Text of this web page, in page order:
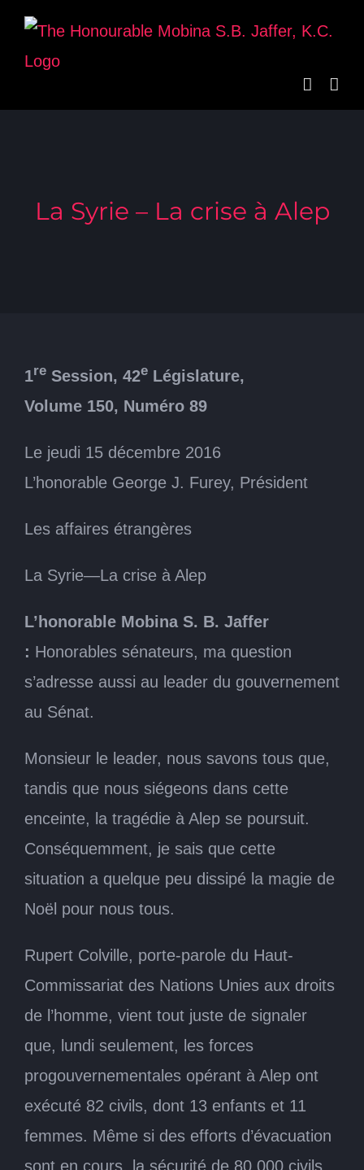
Skip
content
La Syrie – La crise à Alep
1re Session, 42e Législature,
Volume 150, Numéro 89
Le jeudi 15 décembre 2016
L’honorable George J. Furey, Président
Les affaires étrangères
La Syrie—La crise à Alep
L’honorable Mobina S. B. Jaffer
: Honorables sénateurs, ma question
s’adresse aussi au leader du gouvernement
au Sénat.
Monsieur le leader, nous savons tous que,
tandis que nous siégeons dans cette
enceinte, la tragédie à Alep se poursuit.
Conséquemment, je sais que cette
situation a quelque peu dissipé la magie de
Noël pour nous tous.
Rupert Colville, porte-parole du Haut-
Commissariat des Nations Unies aux droits
de l’homme, vient tout juste de signaler
que, lundi seulement, les forces
progouvernementales opérant à Alep ont
exécuté 82 civils, dont 13 enfants et 11
femmes. Même si des efforts d’évacuation
sont en cours, la sécurité de 80 000 civils